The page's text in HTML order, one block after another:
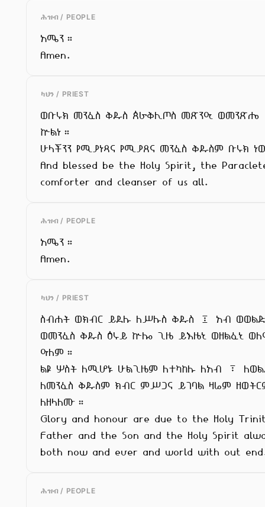
ሕዝብ / PEOPLE
አሜን።
Amen.
ካህን / PRIEST
ወቡሩክ መንፈስ ቅዱስ ጰራቅሊጦስ መጽንዒ ወመንጽሔ
ኵልነ።
ሁላችንን የሚያነጻና የሚያጸና መንፈስ ቅዱስም ቡሩክ
And blessed be the Holy Spirit, the
comforter and cleanser of us all.
ሕዝብ / PEOPLE
አሜን።
Amen.
ካህን / PRIEST
ስብሐት ወክብር ይደሉ ለሥሉስ ቅዱስ ፤ አብ
ወመንፈስ ቅዱስ ዕሩይ ኵሎ ጊዜ ይእዜኒ ወዘልፈኒ
ዓለም።
ልዩ ሦስት ለሚሆኑ ሁልጊዜም ለተካከሉ ለአብ ፣
ለመንፈስ ቅዱስም ክብር ምሥጋና ይገባል ዛሬም
ለዘላለሙ።
Glory and honour are due to the Holy
Father and the Son and the Holy Spirit
both now and ever and world with out
ሕዝብ / PEOPLE